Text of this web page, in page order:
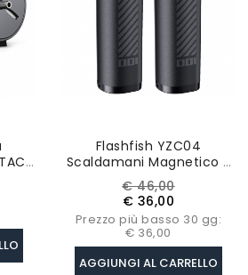
Flashfish YZC04
Scaldamani Magnetico 2
In 1, Display A LED In
Tempo Reale, Carica
Rapida 3.5H, 5000mAh*2,
Compatto E Portatile
Prezzo
base
€ 46,00Prezzo
€ 36,00
Prezzo più basso 30 gg:
€ 36,00
AGGIUNGI AL CARRELLO